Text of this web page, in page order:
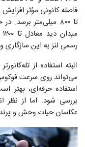
رسمی لنز به این سازگاری
البته استفاده از
می‌تواند روی سرعت فوکوس
استفاده حرفه‌ای، بهتر
بررسی شود. اما از نظر
عکاسان حیات وحش و